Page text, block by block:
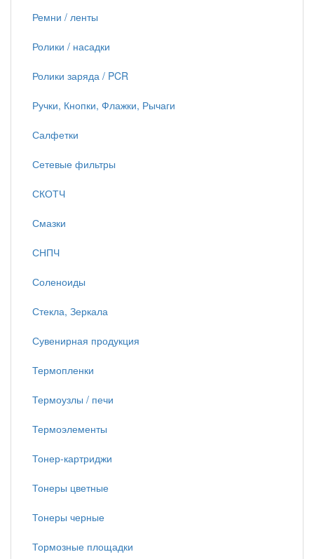
Ремни / ленты
Ролики / насадки
Ролики заряда / PCR
Ручки, Кнопки, Флажки, Рычаги
Салфетки
Сетевые фильтры
СКОТЧ
Смазки
СНПЧ
Соленоиды
Стекла, Зеркала
Сувенирная продукция
Термопленки
Термоузлы / печи
Термоэлементы
Тонер-картриджи
Тонеры цветные
Тонеры черные
Тормозные площадки